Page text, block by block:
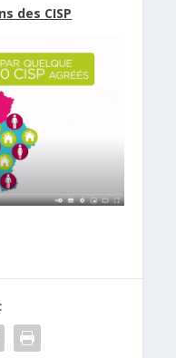
des CISP